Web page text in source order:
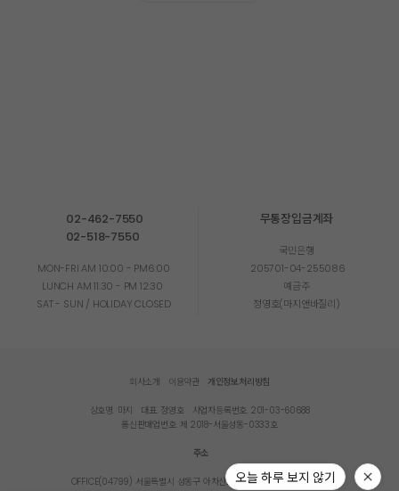
02-462-7550
02-518-7550
MON-FRI AM 10:00 - PM6:00
LUNCH AM 11:30 - PM 12:30
SAT - SUN / HOLIDAY CLOSED
무통장입금계좌
국민은행
205701-04-255086
예금주
정영호(마지앤바질리)
회사소개 이용약관 개인정보처리방침
상호명. 마지 대표. 정영호
사업자등록번호. 201-03-60688
통신판매업번호. 제 2018-서울성동-0333호
주소
OFFICE(04799) 서울특별시 성동구 아차산로11가길 35, 2층(성수동2가)